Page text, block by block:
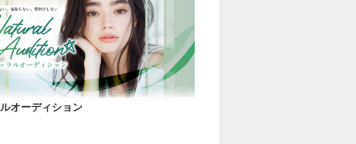
オーディション